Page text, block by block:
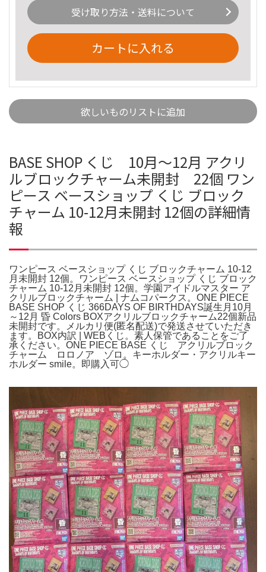
受け取り方法・送料について
カートに入れる
欲しいものリストに追加
BASE SHOP くじ 10月～12月 アクリ
ルブロックチャーム未開封 22個 ワン
ピース ベースショップ くじ ブロック
チャーム 10-12月未開封 12個の詳細情
報
ワンピース ベースショップ くじ ブロックチャーム 10-12
月未開封 12個。ワンピース ベースショップ くじ ブロック
チャーム 10-12月未開封 12個。学園アイドルマスター ア
クリルブロックチャーム | ナムコパークス。ONE PIECE
BASE SHOP くじ 366DAYS OF BIRTHDAYS誕生月10月
～12月 昏 Colors BOXアクリルブロックチャーム22個新品
未開封です。メルカリ便(匿名配送)で発送させていただき
ます。BOX内訳 | WEBくじ。素人保管であることをご了
承ください。ONE PIECE BASE くじ アクリルブロック
チャーム ロロノア ゾロ。キーホルダー・アクリルキー
ホルダー smile。即購入可◯